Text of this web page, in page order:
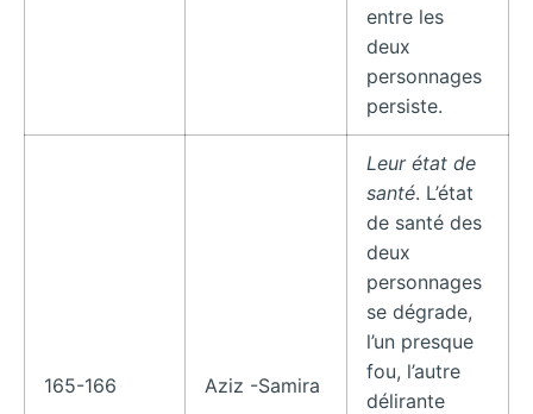
entre les
deux
personnages
persiste.
165-166 Aziz -Samira
Leur état de
santé. L’état
de santé des
deux
personnages
se dégrade,
l’un presque
fou, l’autre
délirante